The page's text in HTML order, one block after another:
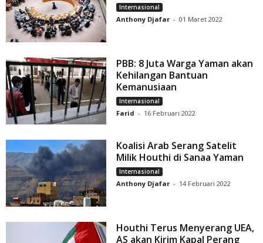
Internasional
Anthony Djafar - 01 Maret 2022
PBB: 8 Juta Warga Yaman akan
Kehilangan Bantuan
Kemanusiaan
Internasional
Farid - 16 Februari 2022
Koalisi Arab Serang Satelit
Milik Houthi di Sanaa Yaman
Internasional
Anthony Djafar - 14 Februari 2022
Houthi Terus Menyerang UEA,
AS akan Kirim Kapal Perang